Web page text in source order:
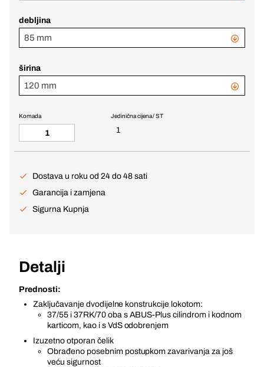
debljina
85 mm
širina
120 mm
Jedinična cijena / ST
1
Komada
Dostava u roku od 24 do 48 sati
Garancija i zamjena
Sigurna Kupnja
Detalji
Prednosti:
Zaključavanje dvodijelne konstrukcije lokotom:
37/55 i 37RK/70 oba s ABUS-Plus cilindrom i kodnom
karticom, kao i s VdS odobrenjem
Izuzetno otporan čelik
Obrađeno posebnim postupkom zavarivanja za još
veću sigurnost